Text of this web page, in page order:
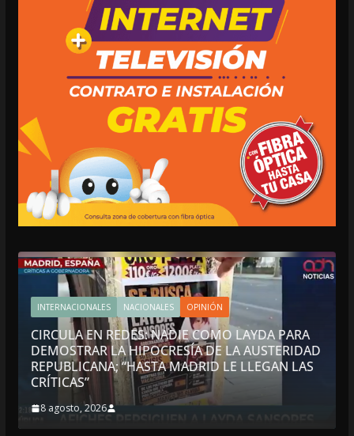
INTERNACIONALES NACIONALES OPINIÓN
CIRCULA EN REDES: NADIE COMO LAYDA PARA
DEMOSTRAR LA HIPOCRESÍA DE LA AUSTERIDAD
REPUBLICANA; “HASTA MADRID LE LLEGAN LAS
CRÍTICAS”
8 agosto, 2026